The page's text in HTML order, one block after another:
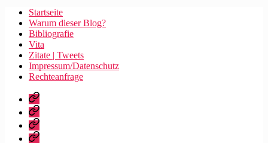
Startseite
Warum dieser Blog?
Bibliografie
Vita
Zitate | Tweets
Impressum/Datenschutz
Rechteanfrage
Startseite
Warum
dieser
Blog?
Bibliografie
Vita